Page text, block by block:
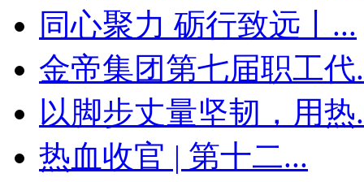
同心聚力 砺行致远丨...
金帝集团第七届职工代
以脚步丈量坚韧，用热
热血收官 | 第十二...